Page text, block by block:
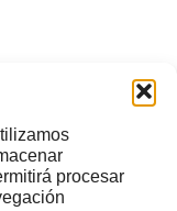
procesar